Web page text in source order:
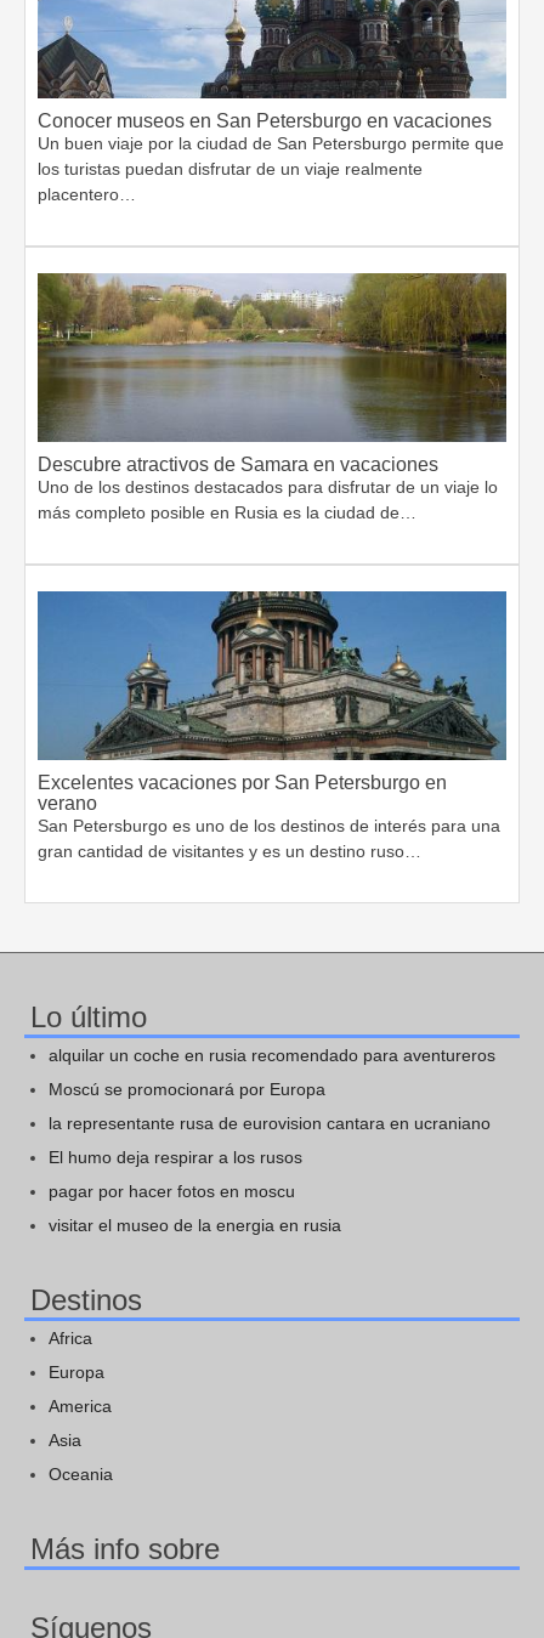
Conocer museos en San Petersburgo en vacaciones
Un buen viaje por la ciudad de San Petersburgo permite que
los turistas puedan disfrutar de un viaje realmente
placentero…
Descubre atractivos de Samara en vacaciones
Uno de los destinos destacados para disfrutar de un viaje lo
más completo posible en Rusia es la ciudad de…
Excelentes vacaciones por San Petersburgo en
verano
San Petersburgo es uno de los destinos de interés para una
gran cantidad de visitantes y es un destino ruso…
Lo último
alquilar un coche en rusia recomendado para aventureros
Moscú se promocionará por Europa
la representante rusa de eurovision cantara en ucraniano
El humo deja respirar a los rusos
pagar por hacer fotos en moscu
visitar el museo de la energia en rusia
Destinos
Africa
Europa
America
Asia
Oceania
Más info sobre
Síguenos